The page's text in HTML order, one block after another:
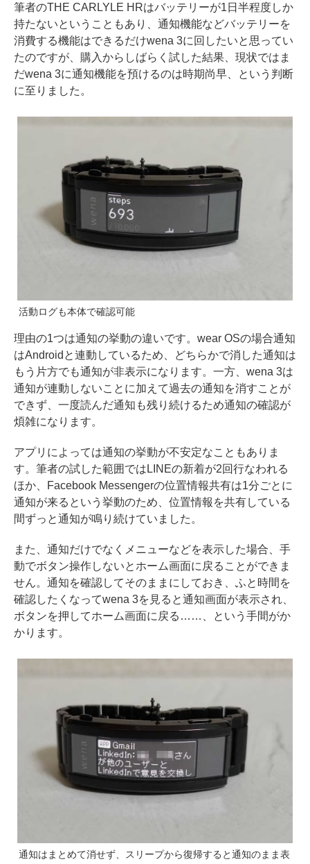
筆者のTHE CARLYLE HRはバッテリーが1日半程度しか
持たないということもあり、通知機能などバッテリーを
消費する機能はできるだけwena 3に回したいと思ってい
たのですが、購入からしばらく試した結果、現状ではま
だwena 3に通知機能を預けるのは時期尚早、という判断
に至りました。
活動ログも本体で確認可能
理由の1つは通知の挙動の違いです。wear OSの場合通知
はAndroidと連動しているため、どちらかで消した通知は
もう片方でも通知が非表示になります。一方、wena 3は
通知が連動しないことに加えて過去の通知を消すことが
できず、一度読んだ通知も残り続けるため通知の確認が
煩雑になります。
アプリによっては通知の挙動が不安定なこともありま
す。筆者の試した範囲ではLINEの新着が2回行なわれる
ほか、Facebook Messengerの位置情報共有は1分ごとに
通知が来るという挙動のため、位置情報を共有している
間ずっと通知が鳴り続けていました。
また、通知だけでなくメニューなどを表示した場合、手
動でボタン操作しないとホーム画面に戻ることができま
せん。通知を確認してそのままにしておき、ふと時間を
確認したくなってwena 3を見ると通知画面が表示され、
ボタンを押してホーム画面に戻る……、という手間がか
かります。
通知はまとめて消せず、スリープから復帰すると通知のまま表